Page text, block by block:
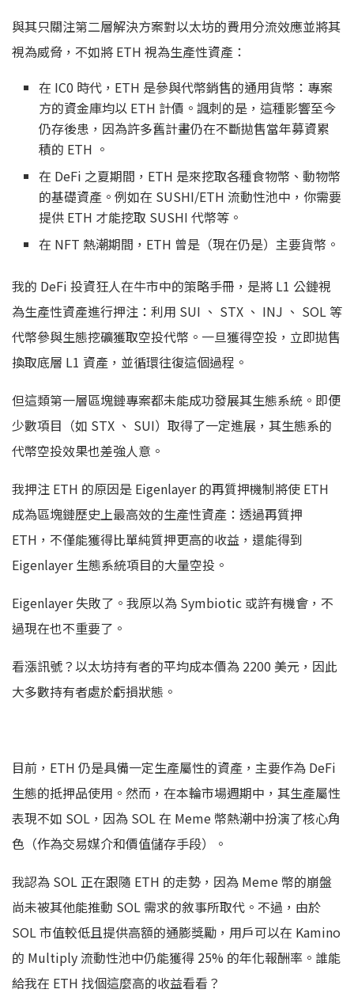
與其只關注第二層解決方案對以太坊的費用分流效應並將其
視為威脅，不如將 ETH 視為生產性資產：
在 IC0 時代，ETH 是參與代幣銷售的通用貨幣：專案
方的資金庫均以 ETH 計價。諷刺的是，這種影響至今
仍存後患，因為許多舊計畫仍在不斷拋售當年募資累
積的 ETH 。
在 DeFi 之夏期間，ETH 是來挖取各種食物幣、動物幣
的基礎資產。例如在 SUSHI/ETH 流動性池中，你需要
提供 ETH 才能挖取 SUSHI 代幣等。
在 NFT 熱潮期間，ETH 曾是（現在仍是）主要貨幣。
我的 DeFi 投資狂人在牛市中的策略手冊，是將 L1 公鏈視
為生產性資產進行押注：利用 SUI 、 STX 、 INJ 、 SOL 等
代幣參與生態挖礦獲取空投代幣。一旦獲得空投，立即拋售
換取底層 L1 資產，並循環往復這個過程。
但這類第一層區塊鏈專案都未能成功發展其生態系統。即便
少數項目（如 STX 、 SUI）取得了一定進展，其生態系的
代幣空投效果也差強人意。
我押注 ETH 的原因是 Eigenlayer 的再質押機制將使 ETH
成為區塊鏈歷史上最高效的生產性資產：透過再質押
ETH，不僅能獲得比單純質押更高的收益，還能得到
Eigenlayer 生態系統項目的大量空投。
Eigenlayer 失敗了。我原以為 Symbiotic 或許有機會，不
過現在也不重要了。
看漲訊號？以太坊持有者的平均成本價為 2200 美元，因此
大多數持有者處於虧損狀態。
目前，ETH 仍是具備一定生產屬性的資產，主要作為 DeFi
生態的抵押品使用。然而，在本輪市場週期中，其生產屬性
表現不如 SOL，因為 SOL 在 Meme 幣熱潮中扮演了核心角
色（作為交易媒介和價值儲存手段）。
我認為 SOL 正在跟隨 ETH 的走勢，因為 Meme 幣的崩盤
尚未被其他能推動 SOL 需求的敘事所取代。不過，由於
SOL 市值較低且提供高額的通膨獎勵，用戶可以在 Kamino
的 Multiply 流動性池中仍能獲得 25% 的年化報酬率。誰能
給我在 ETH 找個這麼高的收益看看？